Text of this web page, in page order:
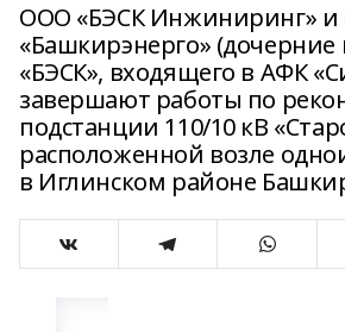
ООО «БЭСК Инжиниринг»
«Башкирэнерго»
«БЭСК», входящего в АФК
завершают работы по
подстанции 110/10 кВ
расположенной возле
в Иглинском районе